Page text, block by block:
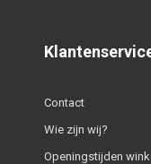
Contact
Wie zijn wij?
Openingstijden